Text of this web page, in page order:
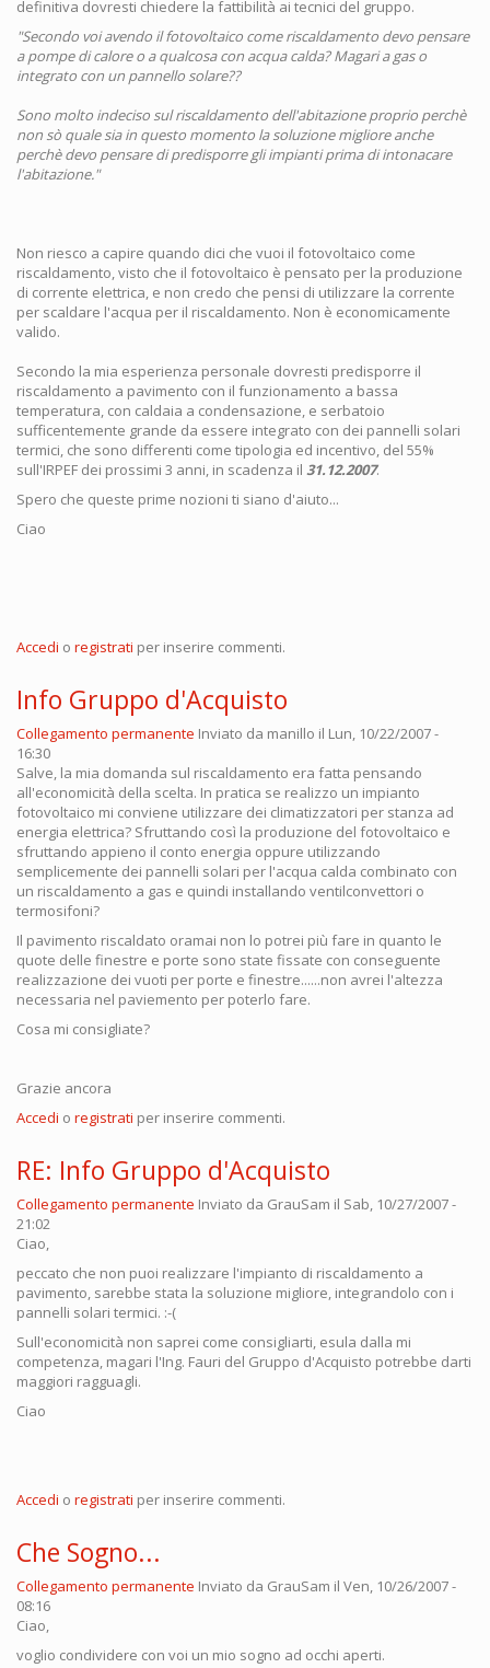
definitiva dovresti chiedere la fattibilità ai tecnici del gruppo.
"Secondo voi avendo il fotovoltaico come riscaldamento devo pensare
a pompe di calore o a qualcosa con acqua calda? Magari a gas o
integrato con un pannello solare??
Sono molto indeciso sul riscaldamento dell'abitazione proprio perchè
non sò quale sia in questo momento la soluzione migliore anche
perchè devo pensare di predisporre gli impianti prima di intonacare
l'abitazione."
Non riesco a capire quando dici che vuoi il fotovoltaico come
riscaldamento, visto che il fotovoltaico è pensato per la produzione
di corrente elettrica, e non credo che pensi di utilizzare la corrente
per scaldare l'acqua per il riscaldamento. Non è economicamente
valido.
Secondo la mia esperienza personale dovresti predisporre il
riscaldamento a pavimento con il funzionamento a bassa
temperatura, con caldaia a condensazione, e serbatoio
sufficentemente grande da essere integrato con dei pannelli solari
termici, che sono differenti come tipologia ed incentivo, del 55%
sull'IRPEF dei prossimi 3 anni, in scadenza il 31.12.2007.
Spero che queste prime nozioni ti siano d'aiuto...
Ciao
Accedi o registrati per inserire commenti.
Info Gruppo d'Acquisto
Collegamento permanente Inviato da manillo il Lun, 10/22/2007 -
16:30
Salve, la mia domanda sul riscaldamento era fatta pensando
all'economicità della scelta. In pratica se realizzo un impianto
fotovoltaico mi conviene utilizzare dei climatizzatori per stanza ad
energia elettrica? Sfruttando così la produzione del fotovoltaico e
sfruttando appieno il conto energia oppure utilizzando
semplicemente dei pannelli solari per l'acqua calda combinato con
un riscaldamento a gas e quindi installando ventilconvettori o
termosifoni?
Il pavimento riscaldato oramai non lo potrei più fare in quanto le
quote delle finestre e porte sono state fissate con conseguente
realizzazione dei vuoti per porte e finestre......non avrei l'altezza
necessaria nel paviemento per poterlo fare.
Cosa mi consigliate?
Grazie ancora
Accedi o registrati per inserire commenti.
RE: Info Gruppo d'Acquisto
Collegamento permanente Inviato da GrauSam il Sab, 10/27/2007 -
21:02
Ciao,
peccato che non puoi realizzare l'impianto di riscaldamento a
pavimento, sarebbe stata la soluzione migliore, integrandolo con i
pannelli solari termici. :-(
Sull'economicità non saprei come consigliarti, esula dalla mi
competenza, magari l'Ing. Fauri del Gruppo d'Acquisto potrebbe darti
maggiori ragguagli.
Ciao
Accedi o registrati per inserire commenti.
Che Sogno...
Collegamento permanente Inviato da GrauSam il Ven, 10/26/2007 -
08:16
Ciao,
voglio condividere con voi un mio sogno ad occhi aperti.